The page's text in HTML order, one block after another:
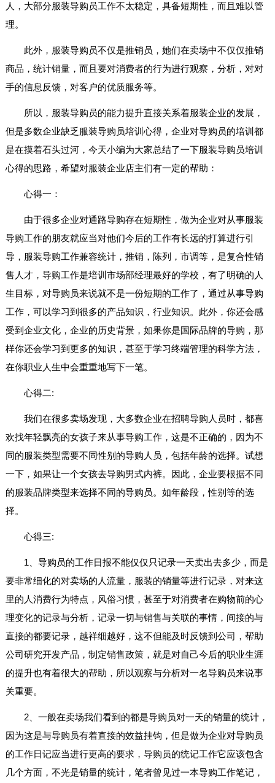
人，大部分服装导购员工作不太稳定，具备短期性，而且难以管
理。
此外，服装导购员不仅是推销员，她们在卖场中不仅仅推销
商品，统计销量，而且要对消费者的行为进行观察，分析，对对
手的信息反馈，对客户的优质服务等。
所以，服装导购员的能力提升直接关系着服装企业的发展，
但是多数企业缺乏服装导购员培训心得，企业对导购员的培训都
是在摸着石头过河，今天小编为大家总结了一下服装导购员培训
心得的思路，希望对服装企业店主们有一定的帮助：
心得一：
由于很多企业对通路导购存在短期性，做为企业对从事服装
导购工作的朋友就应当对他们今后的工作有长远的打算进行引
导，服装导购工作兼容统计，推销，陈列，市调等，是复合性销
售人才，导购工作是培训市场部经理最好的学校，有了明确的人
生目标，对导购员来说就不是一份短期的工作了，通过从事导购
工作，可以学习到很多的产品知识，行业知识。此外，你还会感
受到企业文化，企业的历史背景，如果你是国际品牌的导购，那
样你还会学习到更多的知识，甚至于学习终端管理的科学方法，
在你职业人生中会重重地写下一笔。
心得二:
我们在很多卖场发现，大多数企业在招聘导购人员时，都喜
欢找年轻飘亮的女孩子来从事导购工作，这是不正确的，因为不
同的服装类型需要不同性别的导购人员，包括年龄的选择。试想
一下，如果让一个女孩去导购男式内裤。因此，企业要根据不同
的服装品牌类型来选择不同的导购员。如年龄段，性别等的选
择。
心得三:
1、导购员的工作日报不能仅仅只记录一天卖出去多少，而是
要非常细化的对卖场的人流量，服装的销量等进行记录，对来这
里的人消费行为特点，风俗习惯，甚至于对消费者在购物前的心
理变化的记录与分析，记录一切与销售与关联的事情，间接的与
直接的都要记录，越祥细越好，这不但能及时反馈到公司，帮助
公司研究开发产品，制定销售政策，就是对自己今后的职业生涯
的提升也有着很大的帮助，所以观察与分析对一名导购员来说事
关重要。
2、一般在卖场我们看到的都是导购员对一天的销量的统计，
因为这是与导购员有着直接的效益挂钩，但是做为企业对导购员
的工作日记应当进行更高的要求，导购员的统记工作它应该包含
几个方面，不光是销量的统计，笔者曾见过一本导购工作笔记，